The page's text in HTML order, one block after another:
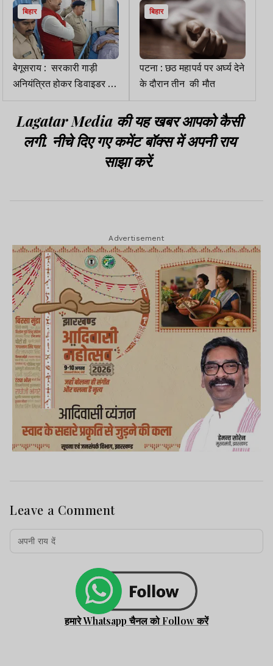
बिहार
बेगूसराय : सरकारी गाड़ी
अनियंत्रित होकर डिवाइडर से
टकराई, तीन अधिकारी घायल
बिहार
पटना : छठ महापर्व पर अर्घ्य देने
के दौरान तीन की मौत
Lagatar Media की यह खबर आपको कैसी
लगी. नीचे दिए गए कमेंट बॉक्स में अपनी राय
साझा करें.
Advertisement
Leave a Comment
हमारे Whatsapp चैनल को Follow करें